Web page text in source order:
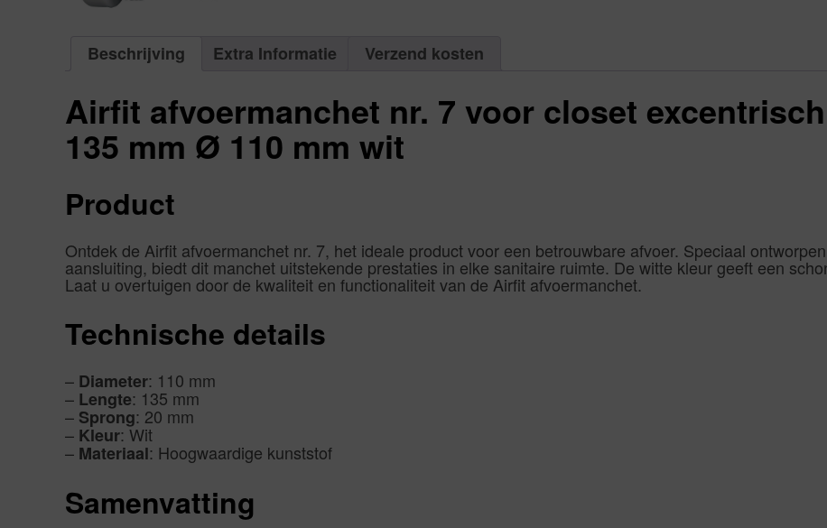
Beschrijving Extra Informatie Verzend kosten
Airfit afvoermanchet nr. 7 voor closet
135 mm Ø 110 mm wit
Product
Ontdek de Airfit afvoermanchet nr. 7, het ideale product voor een betrouwbare afvoer. Speciaal
aansluiting, biedt dit manchet uitstekende prestaties in elke sanitaire ruimte. De witte kleur geeft een
Laat u overtuigen door de kwaliteit en functionaliteit van de Airfit afvoermanchet.
Technische details
– Diameter: 110 mm
– Lengte: 135 mm
– Sprong: 20 mm
– Kleur: Wit
– Materiaal: Hoogwaardige kunststof
Samenvatting